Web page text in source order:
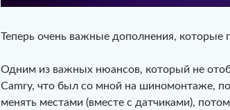
Теперь очень важные дополнения, которые
Одним из важных нюансов, который не
Camry, что был со мной на шиномонтаже,
менять местами (вместе с датчиками),